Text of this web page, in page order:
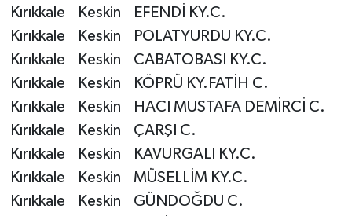
Kırıkkale Keskin EFENDİ KY.C.
Kırıkkale Keskin POLATYURDU KY.C.
Kırıkkale Keskin CABATOBASI KY.C.
Kırıkkale Keskin KÖPRÜ KY.FATİH C.
Kırıkkale Keskin HACI MUSTAFA DEMİRCİ C.
Kırıkkale Keskin ÇARŞI C.
Kırıkkale Keskin KAVURGALI KY.C.
Kırıkkale Keskin MÜSELLİM KY.C.
Kırıkkale Keskin GÜNDOĞDU C.
Mardin Müftülüğü
Muğla Müftülüğü
Muş Müftülüğü
Nevşehir Müftülüğü
Niğde Müftülüğü